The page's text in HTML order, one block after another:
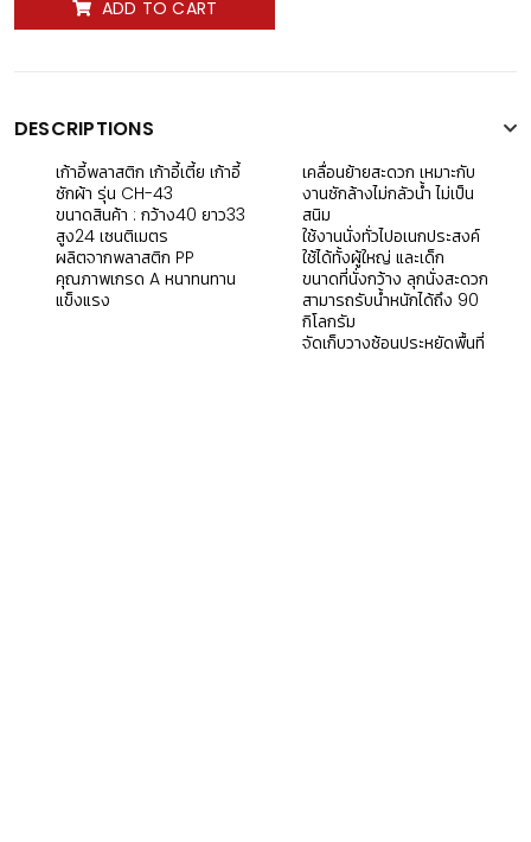
ADD TO CART
DESCRIPTIONS
เก้าอี้พลาสติก เก้าอี้เตี้ย เก้าอี้
ซักผ้า รุ่น CH-43
ขนาดสินค้า : กว้าง40 ยาว33
สูง24 เซนติเมตร
ผลิตจากพลาสติก PP
คุณภาพเกรด A หนาทนทาน
แข็งแรง
เคลื่อนย้ายสะดวก เหมาะกับ
งานซักล้างไม่กลัวน้ำ ไม่เป็น
สนิม
ใช้งานนั่งทั่วไปอเนกประสงค์
ใช้ได้ทั้งผู้ใหญ่ และเด็ก
ขนาดที่นั่งกว้าง ลุกนั่งสะดวก
สามารถรับน้ำหนักได้ถึง 90
กิโลกรัม
จัดเก็บวางซ้อนประหยัดพื้นที่